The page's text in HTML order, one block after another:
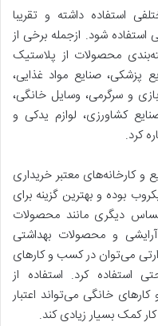
استفاده داشته و تقریبا
شود. از‌جمله برخی از
محصولات از پلاستیک
پزشکی، صنایع مواد غذایی،
و سرگرمی، وسایل خانگی،
کشاورزی، لوازم یدکی و
کرد.
و کارخانه‌های معتبر خریداری
بوده و بهترین گزینه برای
دیگری مانند محصولات
و محصولات بهداشتی
می‌توان در کسب و کار‌های
استفاده کرد. استفاده از
خانگی می‌تواند اعتبار
کمک بسیار زیادی کند.